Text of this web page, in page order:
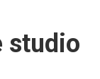
studio